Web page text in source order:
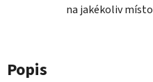
na jakékoliv místo
Popis